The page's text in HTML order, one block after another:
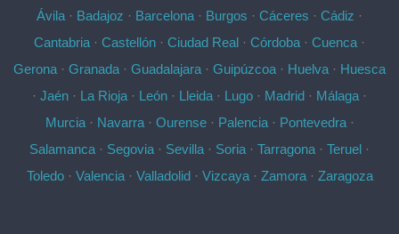
Ávila · Badajoz · Barcelona · Burgos · Cáceres · Cádiz ·
Cantabria · Castellón · Ciudad Real · Córdoba · Cuenca ·
Gerona · Granada · Guadalajara · Guipúzcoa · Huelva · Huesca
· Jaén · La Rioja · León · Lleida · Lugo · Madrid · Málaga ·
Murcia· Navarra· Ourense· Palencia· Pontevedra·
Salamanca · Segovia · Sevilla · Soria · Tarragona · Teruel ·
Toledo· Valencia· Valladolid· Vizcaya· Zamora· Zaragoza